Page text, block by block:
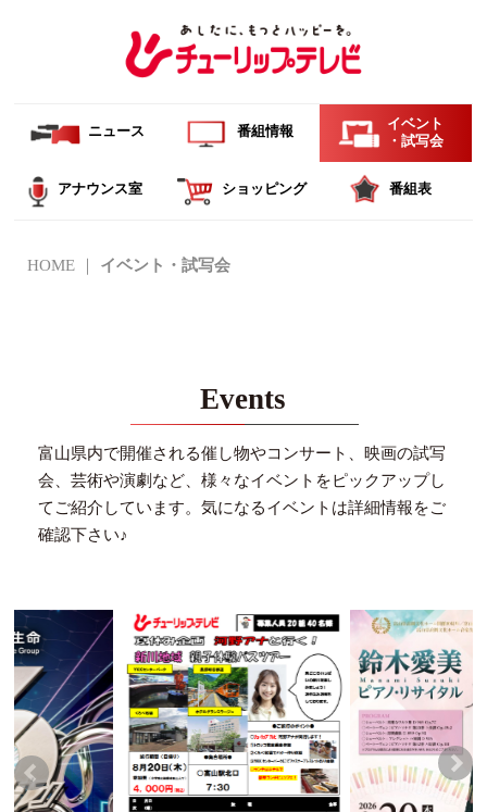
ニュース 番組情報
イベント
・試写会
アナウンス室 ショッピング 番組表
HOME イベント・試写会
Events
富山県内で開催される催し物やコンサート、映画の試写
会、芸術や演劇など、様々なイベントをピックアップし
てご紹介しています。気になるイベントは詳細情報をご
確認下さい♪